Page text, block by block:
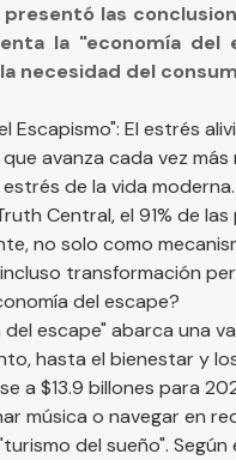
las
la "economía
necesidad del
Escapismo": El estrés
avanza cada vez
de la vida
Central, el 91% de
no solo como
transformación
del escape?
del escape" abarca una
hasta el bienestar y
a $13.9 billones para
música o navegar en
del sueño".